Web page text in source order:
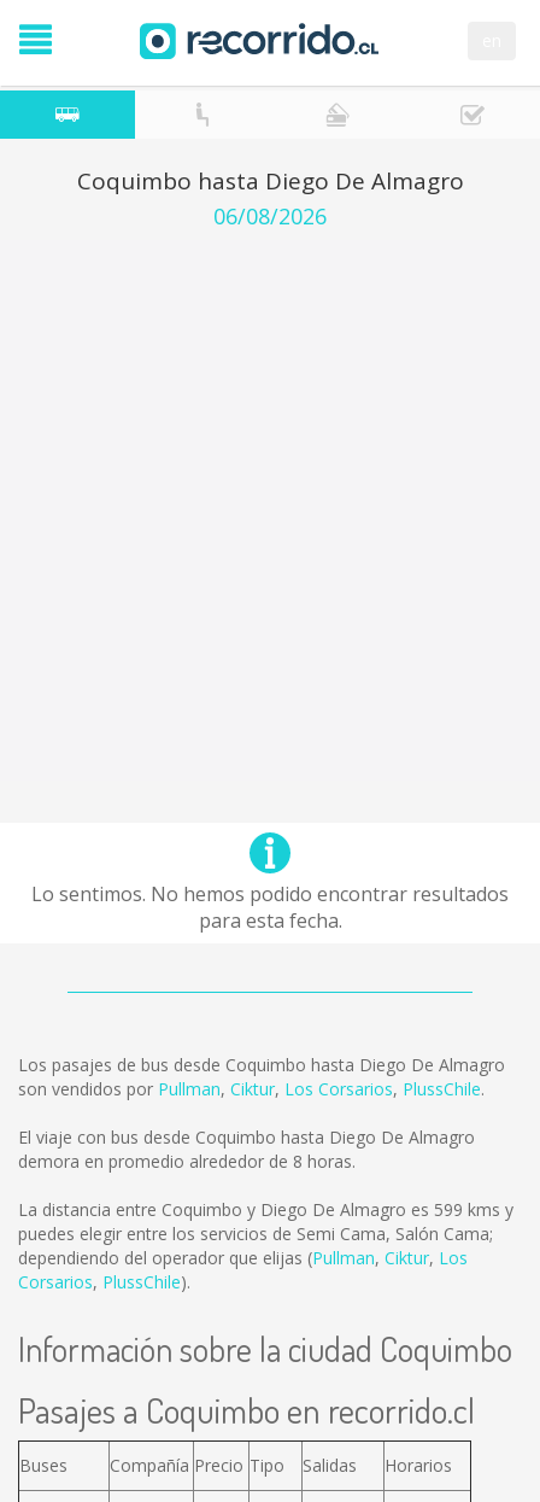
Coquimbo hasta Diego De Almagro
06/08/2026
Lo sentimos. No hemos podido encontrar resultados
para esta fecha.
Los pasajes de bus desde Coquimbo hasta Diego De Almagro
son vendidos por Pullman, Ciktur, Los Corsarios, PlussChile.
El viaje con bus desde Coquimbo hasta Diego De Almagro
demora en promedio alrededor de 8 horas.
La distancia entre Coquimbo y Diego De Almagro es 599 kms y
puedes elegir entre los servicios de Semi Cama, Salón Cama;
dependiendo del operador que elijas (Pullman, Ciktur, Los
Corsarios, PlussChile).
Información sobre la ciudad Coquimbo
Pasajes a Coquimbo en recorrido.cl
Buses Compañía Precio Tipo Salidas Horarios